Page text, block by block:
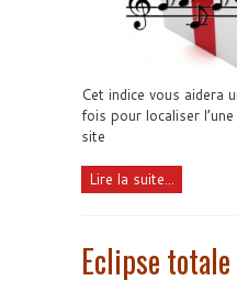
Cet indice vous aidera
fois pour localiser
site
Lire la suite...
Eclipse